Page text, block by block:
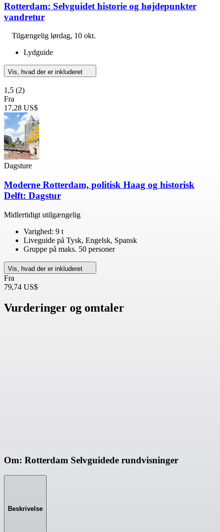
Rotterdam: Selvguidet historie og højdepunkter
vandretur
Tilgængelig lørdag, 10 okt.
Lydguide
Vis, hvad der er inkluderet
1,5 (2)
Fra
17,28 US$
Dagsture
Moderne Rotterdam, politisk Haag og historisk
Delft: Dagstur
Midlertidigt utilgængelig
Varighed: 9 t
Liveguide på Tysk, Engelsk, Spansk
Gruppe på maks. 50 personer
Vis, hvad der er inkluderet
Fra
79,74 US$
Vurderinger og omtaler
Om: Rotterdam Selvguidede rundvisninger
Beskrivelse